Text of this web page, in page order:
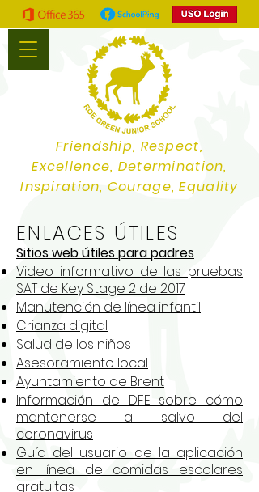
Friendship, Respect,
Excellence, Determination,
Inspiration, Courage, Equality
ENLACES ÚTILES
Sitios web útiles para padres
Video informativo de las pruebas
SAT de Key Stage 2 de 2017
Manutención de línea infantil
Crianza digital
Salud de los niños
Asesoramiento local
Ayuntamiento de Brent
Información de DFE sobre cómo
mantenerse a salvo del
coronavirus
Guía del usuario de la aplicación
en línea de comidas escolares
gratuitas